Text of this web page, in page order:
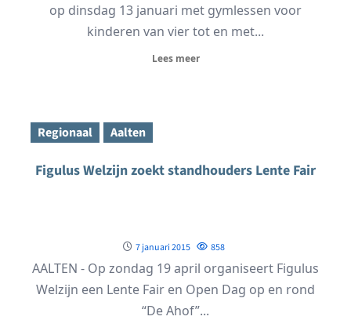
op dinsdag 13 januari met gymlessen voor
kinderen van vier tot en met...
Lees meer
Regionaal Aalten
Figulus Welzijn zoekt standhouders Lente Fair
7 januari 2015 858
AALTEN - Op zondag 19 april organiseert Figulus
Welzijn een Lente Fair en Open Dag op en rond
“De Ahof”...